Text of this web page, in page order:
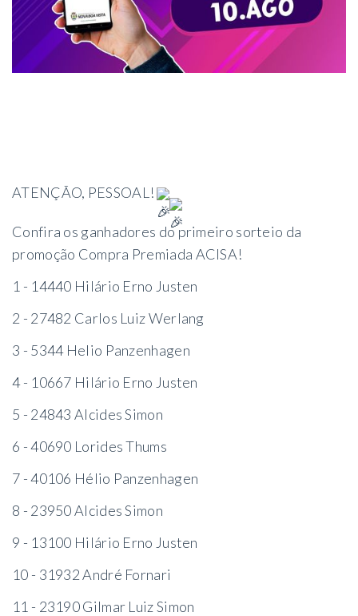
ATENÇÃO, PESSOAL!
Confira os ganhadores do primeiro sorteio da
promoção Compra Premiada ACISA!
1 - 14440 Hilário Erno Justen
2 - 27482 Carlos Luiz Werlang
3 - 5344 Helio Panzenhagen
4 - 10667 Hilário Erno Justen
5 - 24843 Alcides Simon
6 - 40690 Lorides Thums
7 - 40106 Hélio Panzenhagen
8 - 23950 Alcides Simon
9 - 13100 Hilário Erno Justen
10 - 31932 André Fornari
11 - 23190 Gilmar Luiz Simon